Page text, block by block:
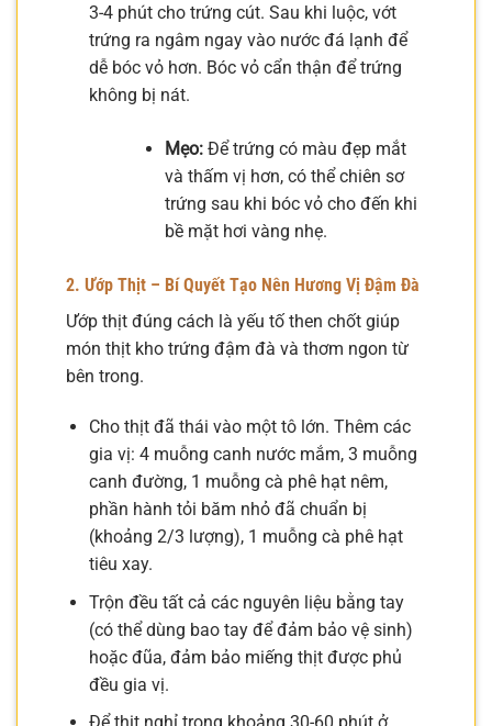
3-4 phút cho trứng cút. Sau khi luộc, vớt
trứng ra ngâm ngay vào nước đá lạnh để
dễ bóc vỏ hơn. Bóc vỏ cẩn thận để trứng
không bị nát.
Mẹo:Để trứng có màu đẹp mắt
và thấm vị hơn, có thể chiên sơ
trứng sau khi bóc vỏ cho đến khi
bề mặt hơi vàng nhẹ.
2. Ướp Thịt – Bí Quyết Tạo Nên Hương Vị Đậm Đà
Ướp thịt đúng cách là yếu tố then chốt giúp
món thịt kho trứng đậm đà và thơm ngon từ
bên trong.
Cho thịt đã thái vào một tô lớn. Thêm các
gia vị: 4 muỗng canh nước mắm, 3 muỗng
canh đường, 1 muỗng cà phê hạt nêm,
phần hành tỏi băm nhỏ đã chuẩn bị
(khoảng 2/3 lượng), 1 muỗng cà phê hạt
tiêu xay.
Trộn đều tất cả các nguyên liệu bằng tay
(có thể dùng bao tay để đảm bảo vệ sinh)
hoặc đũa, đảm bảo miếng thịt được phủ
đều gia vị.